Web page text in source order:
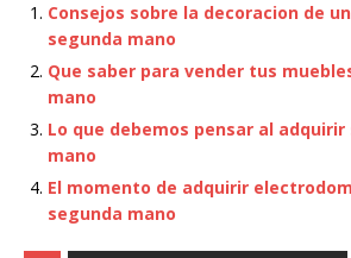
Consejos sobre la decoracion de
segunda mano
Que saber para vender tus
mano
Lo que debemos pensar al
mano
El momento de adquirir
segunda mano